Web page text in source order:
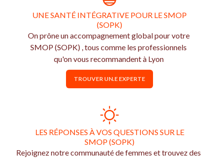
UNE SANTÉ INTÉGRATIVE POUR LE SMOP
(SOPK)
On prône un accompagnement global pour votre
SMOP (SOPK) , tous comme les professionnels
qu'on vous recommandent à Lyon
TROUVER UN.E EXPERTE
LES RÉPONSES À VOS QUESTIONS SUR LE
SMOP (SOPK)
Rejoignez notre communauté de femmes et trouvez des